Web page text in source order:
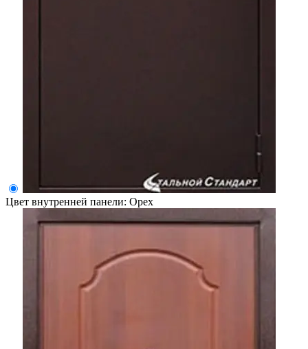
Цвет внутренней панели: Орех